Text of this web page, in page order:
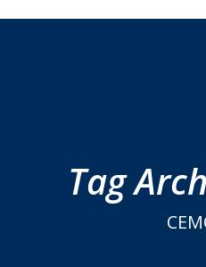
Tag